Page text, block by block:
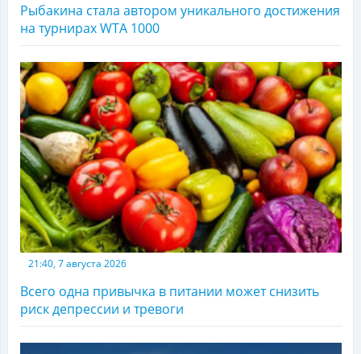
Рыбакина стала автором уникального достижения
на турнирах WTA 1000
21:40, 7 августа 2026
Всего одна привычка в питании может снизить
риск депрессии и тревоги